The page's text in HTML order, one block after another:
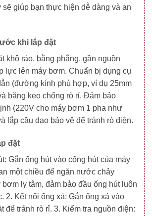
sẽ giúp bạn thực hiện dễ dàng và an
khi lắp đặt
khô ráo, bằng phẳng, gần nguồn
lực lên máy bơm. Chuẩn bị dụng cụ
(đường kính phù hợp, ví dụ 25mm
băng keo chống rò rỉ. Đảm bảo
(220V cho máy bơm 1 pha như
lắp cầu dao bảo vệ để tránh rò điện.
đặt
Gắn ống hút vào cổng hút của máy
một chiều để ngăn nước chảy
ly tâm, đảm bảo đầu ống hút luôn
2. Kết nối ống xả: Gắn ống xả vào
để tránh rò rỉ. 3. Kiểm tra nguồn điện: